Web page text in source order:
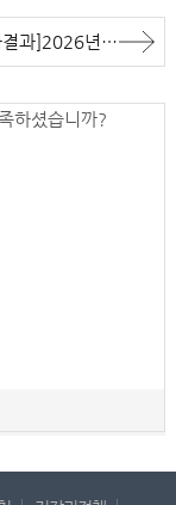
[기술평가결과]2026년 환경 창업·사업화 동창회 행사 운영 용역 기술평가 결과 알림
하셨습니까?